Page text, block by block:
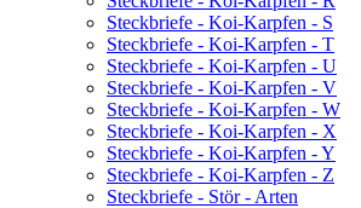
Steckbriefe - Koi-Karpfen - S
Steckbriefe - Koi-Karpfen - T
Steckbriefe - Koi-Karpfen - U
Steckbriefe - Koi-Karpfen - V
Steckbriefe - Koi-Karpfen - W
Steckbriefe - Koi-Karpfen - X
Steckbriefe - Koi-Karpfen - Y
Steckbriefe - Koi-Karpfen - Z
Steckbriefe - Stör - Arten